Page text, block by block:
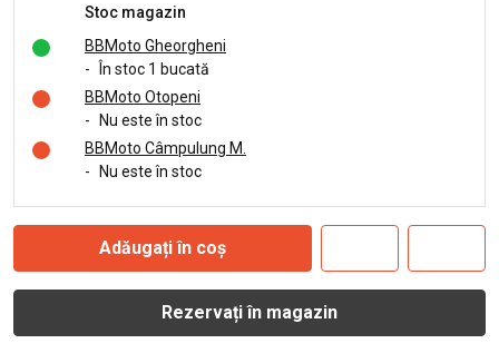
Stoc magazin
BBMoto Gheorgheni
-
În stoc 1 bucată
BBMoto Otopeni
-
Nu este în stoc
BBMoto Câmpulung M.
-
Nu este în stoc
Adăugați în coș
Rezervați în magazin